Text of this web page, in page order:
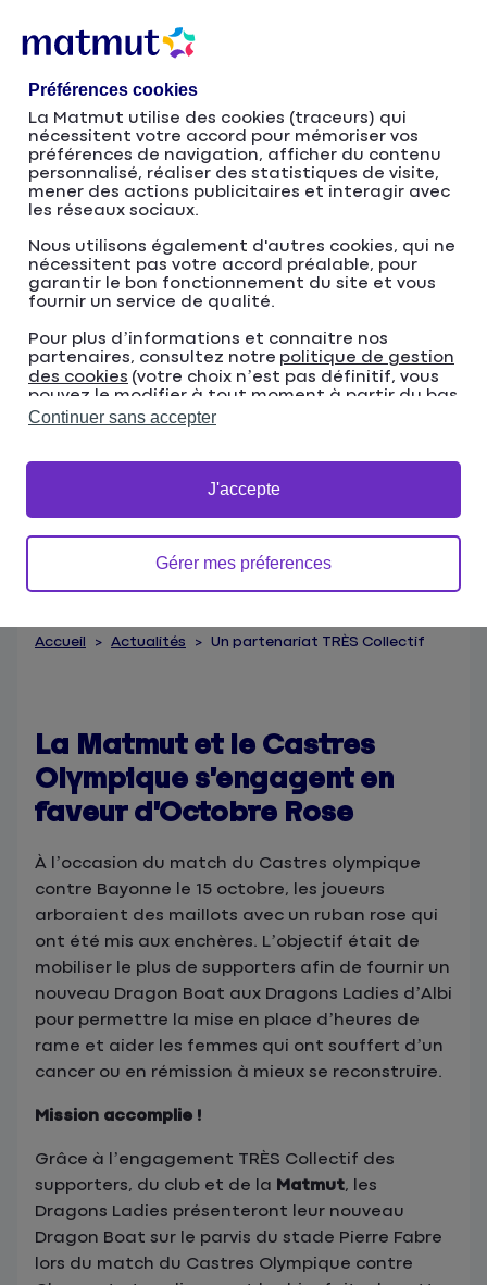
au
principal
navigation
Un partenariat TRÈS
Collectif
Accueil Actualités Un partenariat TRÈS Collectif
La Matmut et le Castres
Olympique s’engagent en
faveur d’Octobre Rose
À l’occasion du match du Castres olympique
contre Bayonne le 15 octobre, les joueurs
arboraient des maillots avec un ruban rose qui
ont été mis aux enchères. L’objectif était de
mobiliser le plus de supporters afin de fournir un
nouveau Dragon Boat aux Dragons Ladies d’Albi
pour permettre la mise en place d’heures de
rame et aider les femmes qui ont souffert d’un
cancer ou en rémission à mieux se reconstruire.
Mission accomplie !
Grâce à l’engagement TRÈS Collectif des
supporters, du club et de la Matmut, les
Dragons Ladies présenteront leur nouveau
Dragon Boat sur le parvis du stade Pierre Fabre
lors du match du Castres Olympique contre
Préférences cookies
La Matmut utilise des cookies (traceurs) qui
nécessitent votre accord pour mémoriser vos
préférences de navigation, afficher du contenu
personnalisé, réaliser des statistiques de visite,
mener des actions publicitaires et interagir avec
les réseaux sociaux.
Nous utilisons également d'autres cookies, qui ne
nécessitent pas votre accord préalable, pour
garantir le bon fonctionnement du site et vous
fournir un service de qualité.
Pour plus d’informations et connaitre nos
partenaires, consultez notre politique de gestion
des cookies (votre choix n’est pas définitif, vous
pouvez le modifier à tout moment à partir du bas
de page de notre site).
Continuer sans accepter
Gérer mes préferences
J'accepte